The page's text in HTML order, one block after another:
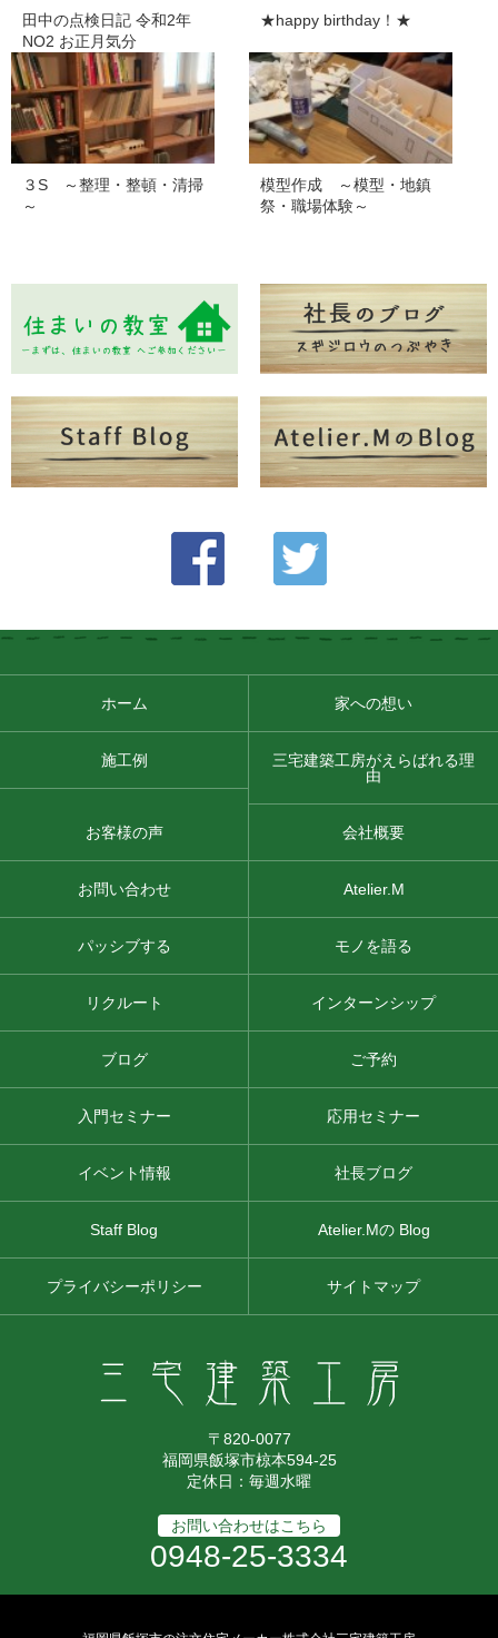
田中の点検日記 令和2年
NO2 お正月気分
★happy birthday！★
３S ～整理・整頓・清掃
～
模型作成 ～模型・地鎮
祭・職場体験～
ホーム 家への想い
施工例
三宅建築工房がえらばれる理
由
お客様の声 会社概要
お問い合わせ Atelier.M
パッシブする モノを語る
リクルート インターンシップ
ブログ ご予約
入門セミナー 応用セミナー
イベント情報 社長ブログ
Staff Blog Atelier.Mの Blog
プライバシーポリシー サイトマップ
〒820-0077
福岡県飯塚市椋本594-25
定休日：毎週水曜
お問い合わせはこちら
0948-25-3334